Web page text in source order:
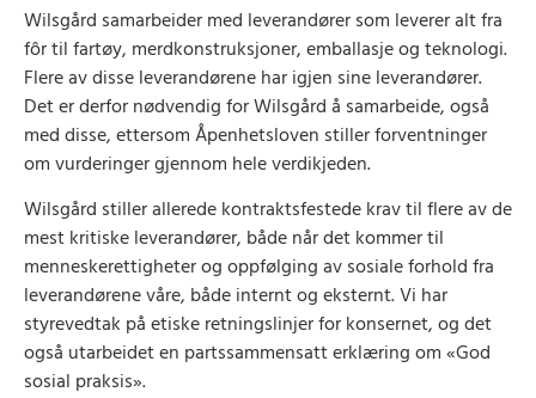
Wilsgård samarbeider med leverandører som leverer alt fra
fôr til fartøy, merdkonstruksjoner, emballasje og teknologi.
Flere av disse leverandørene har igjen sine leverandører.
Det er derfor nødvendig for Wilsgård å samarbeide, også
med disse, ettersom Åpenhetsloven stiller forventninger
om vurderinger gjennom hele verdikjeden.
Wilsgård stiller allerede kontraktsfestede krav til flere av de
mest kritiske leverandører, både når det kommer til
menneskerettigheter og oppfølging av sosiale forhold fra
leverandørene våre, både internt og eksternt. Vi har
styrevedtak på etiske retningslinjer for konsernet, og det
også utarbeidet en partssammensatt erklæring om «God
sosial praksis».